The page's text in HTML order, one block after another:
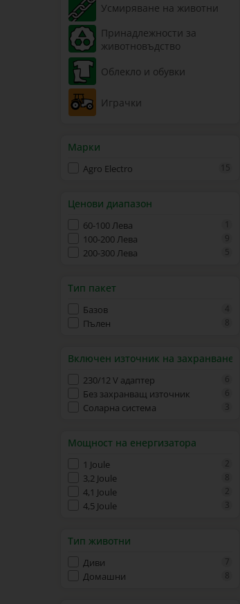
Усмиряване на животни
Принадлежности за
животновъдство
Облекло и обувки
Играчки
Марки
Agro Electro 15
Ценови диапазон
60-100 Лева
100-200 Лева
200-300 Лева
Тип пакет
Базов
Пълен
Включен източник на захранване
230/12 V адаптер
Без захранващ източник
Соларна система
Мощност на енергизатора
1 Joule
3,2 Joule
4,1 Joule
4,5 Joule
Тип животни
Диви
Домашни